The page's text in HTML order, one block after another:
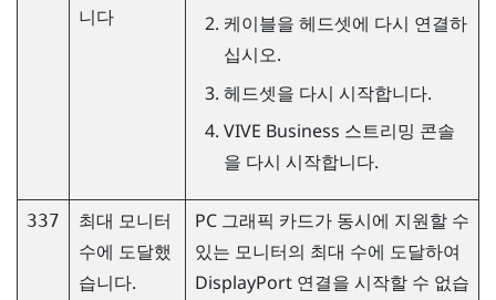
니다
케이블을 헤드셋에 다시 연결하
십시오.
헤드셋을 다시 시작합니다.
VIVE Business 스트리밍 콘솔
을 다시 시작합니다.
337
최대 모니터
수에 도달했
습니다.
PC 그래픽 카드가 동시에 지원할 수
있는 모니터의 최대 수에 도달하여
DisplayPort 연결을 시작할 수 없습